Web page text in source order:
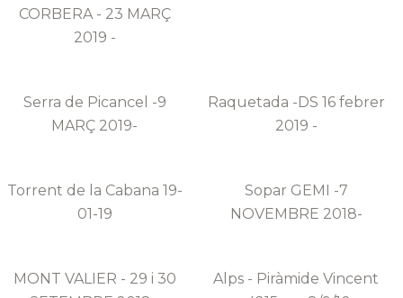
CORBERA - 23 MARÇ
2019 -
Serra de Picancel -9
MARÇ 2019-
Raquetada -DS 16 febrer
2019 -
Torrent de la Cabana 19-
01-19
Sopar GEMI -7
NOVEMBRE 2018-
MONT VALIER - 29 i 30
Alps - Piràmide Vincent